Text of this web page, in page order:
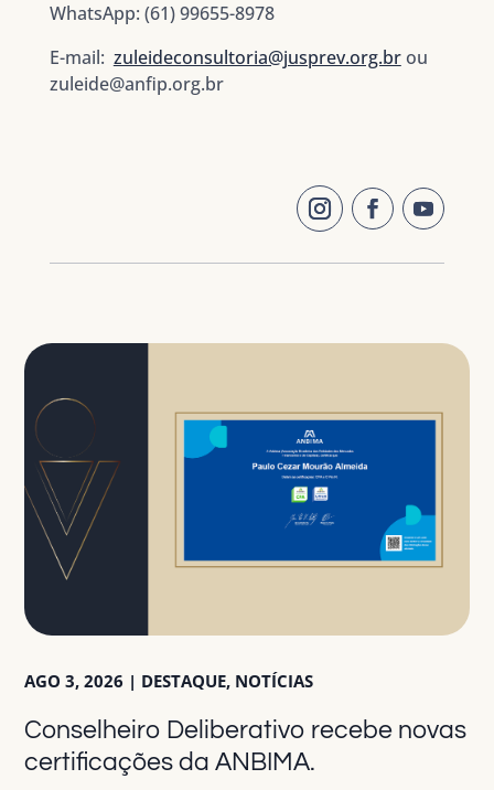
WhatsApp: (61) 99655-8978
E-mail: zuleideconsultoria@jusprev.org.brou
zuleide@anfip.org.br
Conselheiro Deliberativo recebe novas
certificações da ANBIMA.
AGO 3, 2026 | DESTAQUE, NOTÍCIAS